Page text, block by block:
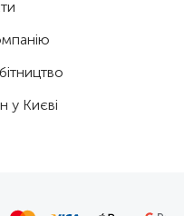
у Києві